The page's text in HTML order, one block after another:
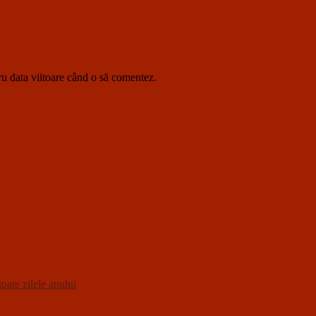
data viitoare când o să comentez.
zilele anului